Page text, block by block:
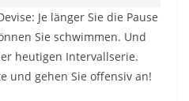
Je länger Sie die Pause
Sie schwimmen. Und
heutigen Intervallserie.
und gehen Sie offensiv an!